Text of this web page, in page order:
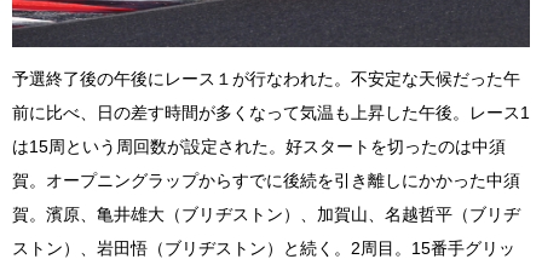
予選終了後の午後にレース１が行なわれた。不安定な天候だった午
前に比べ、日の差す時間が多くなって気温も上昇した午後。レース1
は15周という周回数が設定された。好スタートを切ったのは中須
賀。オープニングラップからすでに後続を引き離しにかかった中須
賀。濱原、亀井雄大（ブリヂストン）、加賀山、名越哲平（ブリヂ
ストン）、岩田悟（ブリヂストン）と続く。2周目。15番手グリッ